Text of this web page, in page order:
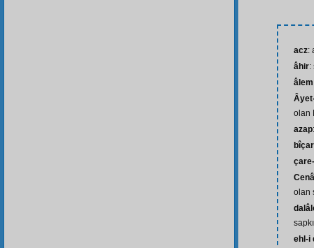
acz:
âhir:
âlem
olan
azap
olan
ehl-i